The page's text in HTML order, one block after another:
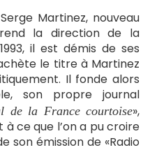
Martinez, nouveau
la direction de la
il est démis de ses
le titre à Martinez
Il fonde alors
son propre journal
de la France courtoise»,
ce que l’on a pu croire
son émission de «Radio